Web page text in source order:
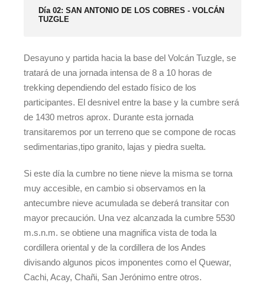
Día 02: SAN ANTONIO DE LOS COBRES - VOLCÁN
TUZGLE
Desayuno y partida hacia la base del Volcán Tuzgle, se
tratará de una jornada intensa de 8 a 10 horas de
trekking dependiendo del estado físico de los
participantes. El desnivel entre la base y la cumbre será
de 1430 metros aprox. Durante esta jornada
transitaremos por un terreno que se compone de rocas
sedimentarias,tipo granito, lajas y piedra suelta.
Si este día la cumbre no tiene nieve la misma se torna
muy accesible, en cambio si observamos en la
antecumbre nieve acumulada se deberá transitar con
mayor precaución. Una vez alcanzada la cumbre 5530
m.s.n.m. se obtiene una magnifica vista de toda la
cordillera oriental y de la cordillera de los Andes
divisando algunos picos imponentes como el Quewar,
Cachi, Acay, Chañi, San Jerónimo entre otros.